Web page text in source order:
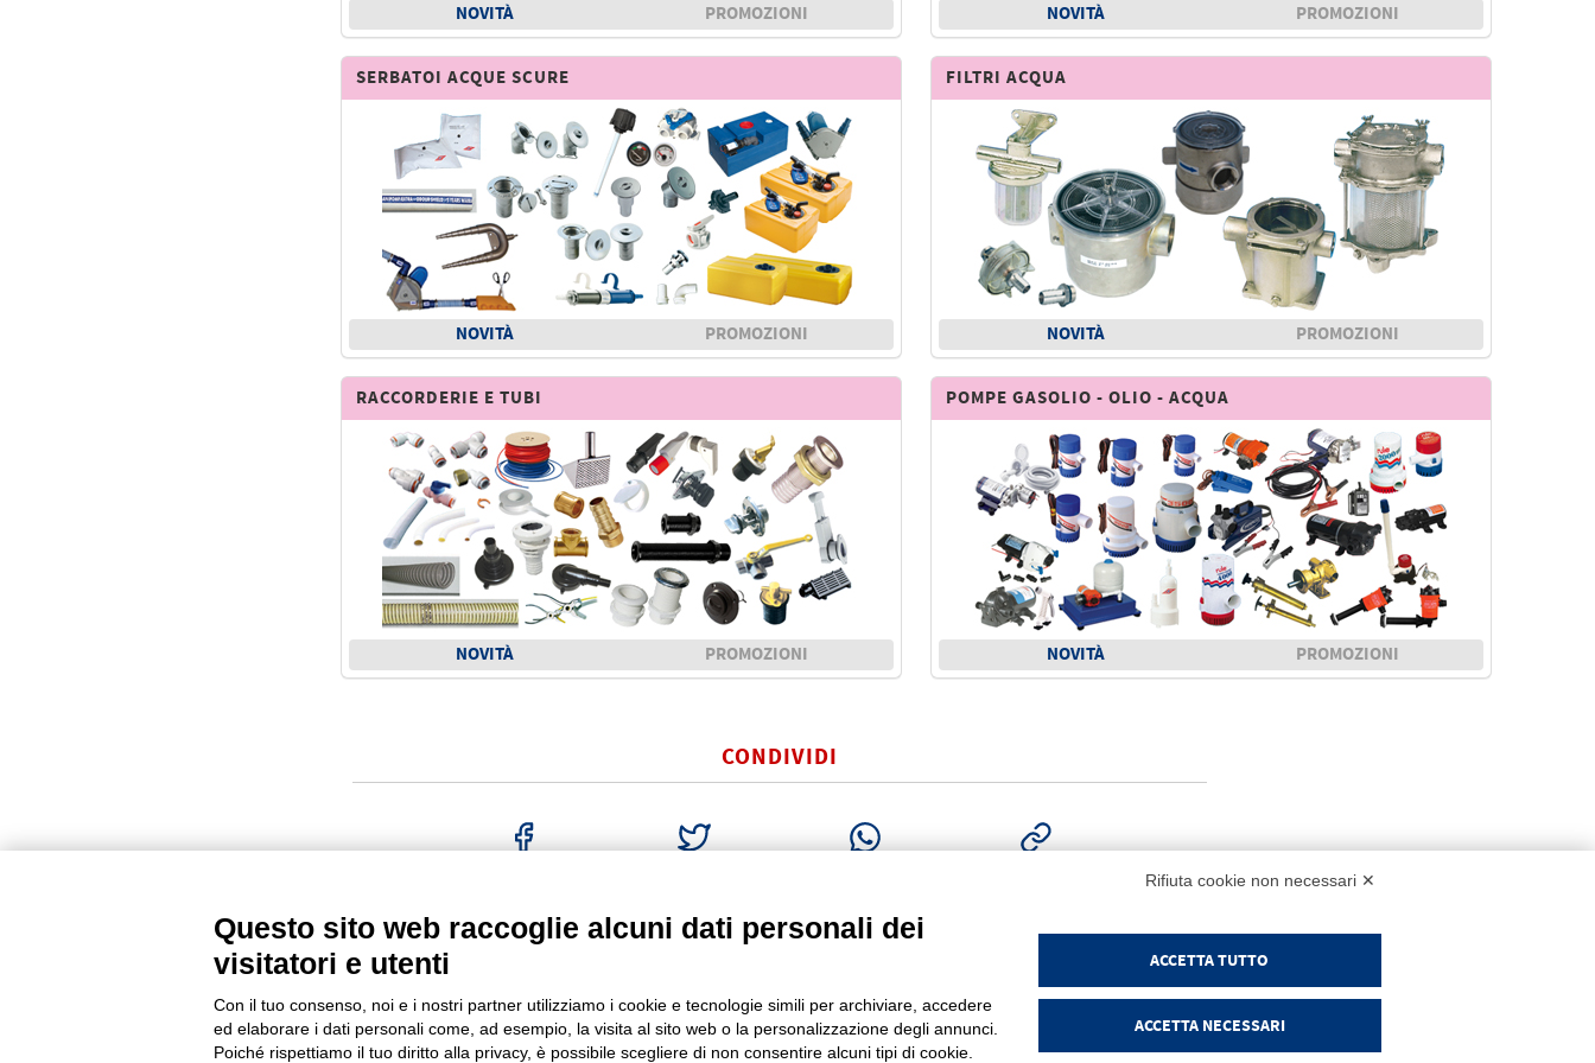
NOVITÀ PROMOZIONI NOVITÀ PROMOZIONI
SERBATOI ACQUE SCURE
NOVITÀ PROMOZIONI
FILTRI ACQUA
NOVITÀ PROMOZIONI
RACCORDERIE E TUBI
NOVITÀ PROMOZIONI
POMPE GASOLIO - OLIO - ACQUA
NOVITÀ PROMOZIONI
CONDIVIDI
Via Frattina, 3 – 35011 CAMPODARSEGO (PD)
Tel +39.049.9200196 | Fax +39.049.5564050 | info@gfn.it
C.F. – P.Iva e Reg. Imp. PD 02322290285 | R.E.A. PD 221448
Cap. Soc. € 100.000,00 i.v.
Chi siamo
Come raggiungerci
PRODOTTI Login
Rifiuta cookie non necessari ✕
Questo sito web raccoglie alcuni dati personali dei
visitatori e utenti
Con il tuo consenso, noi e i nostri partner utilizziamo i cookie e tecnologie simili per archiviare, accedere
ed elaborare i dati personali come, ad esempio, la visita al sito web o la personalizzazione degli annunci.
Poiché rispettiamo il tuo diritto alla privacy, è possibile scegliere di non consentire alcuni tipi di cookie.
ACCETTA TUTTO
ACCETTA NECESSARI